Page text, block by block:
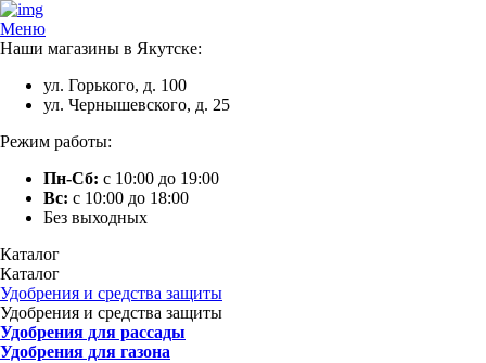
Меню
Наши магазины в Якутске:
ул. Горького, д. 100
ул. Чернышевского, д. 25
Режим работы:
Пн-Сб: с 10:00 до 19:00
Вс: с 10:00 до 18:00
Без выходных
Каталог
Каталог
Удобрения и средства защиты
Удобрения и средства защиты
Удобрения для рассады
Удобрения для газона